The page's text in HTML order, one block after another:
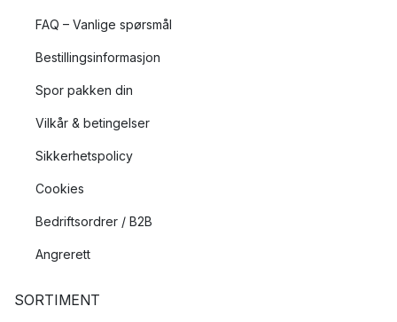
FAQ – Vanlige spørsmål
Bestillingsinformasjon
Spor pakken din
Vilkår & betingelser
Sikkerhetspolicy
Cookies
Bedriftsordrer / B2B
Angrerett
SORTIMENT